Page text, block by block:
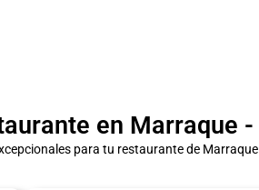
en Marraque
para tu restaurante de